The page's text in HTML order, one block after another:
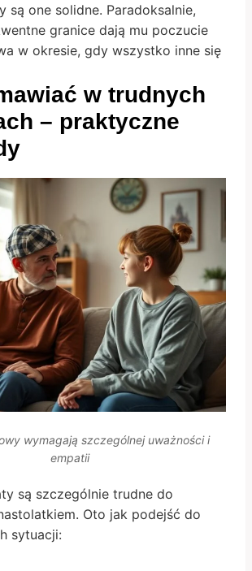
są one solidne. Paradoksalnie,
granice dają mu poczucie
w okresie, gdy wszystko inne się
w trudnych
– praktyczne
wymagają szczególnej uważności i
empatii
są szczególnie trudne do
Oto jak podejść do
sytuacji: